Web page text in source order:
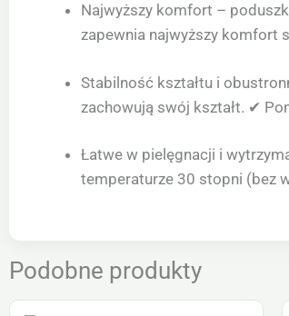
Najwyższy komfort –
zapewnia najwyższy komfort
Stabilność kształtu i
zachowują swój kształt. ✔
Łatwe w pielęgnacji i
temperaturze 30 stopni (bez
Podobne produkty